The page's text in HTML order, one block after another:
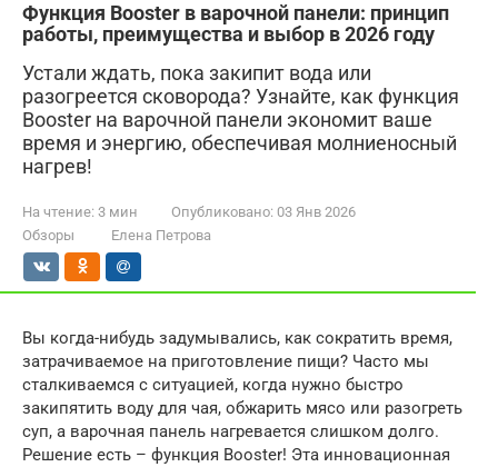
Функция Booster в варочной панели: принцип
работы, преимущества и выбор в 2026 году
Устали ждать, пока закипит вода или
разогреется сковорода? Узнайте, как функция
Booster на варочной панели экономит ваше
время и энергию, обеспечивая молниеносный
нагрев!
На чтение: 3 мин Опубликовано: 03 Янв 2026
Обзоры
Елена Петрова
Вы когда-нибудь задумывались, как сократить время,
затрачиваемое на приготовление пищи? Часто мы
сталкиваемся с ситуацией, когда нужно быстро
закипятить воду для чая, обжарить мясо или разогреть
суп, а варочная панель нагревается слишком долго.
Решение есть – функция Booster! Эта инновационная